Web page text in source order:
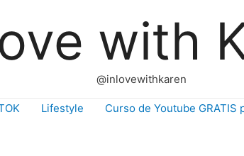
with
@inlovewithkaren
Lifestyle Curso de Youtube GRATIS